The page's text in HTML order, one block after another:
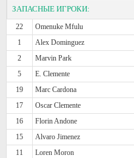
ЗАПАСНЫЕ ИГРОКИ:
22 Omenuke Mfulu
1
Alex Dominguez
2
Marvin Park
5
E. Clemente
19
Marc Cardona
17
Oscar Clemente
16
Florin Andone
15
Alvaro Jimenez
11
Loren Moron